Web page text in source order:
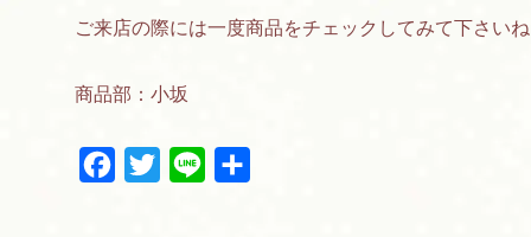
ご来店の際には一度商品をチェックしてみて下さい
商品部：小坂
w